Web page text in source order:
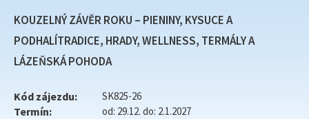
KOUZELNÝ ZÁVĚR ROKU – PIENINY, KYSUCE A
PODHALÍTRADICE, HRADY, WELLNESS, TERMÁLY A
LÁZEŇSKÁ POHODA
Kód zájezdu: SK825-26
Termín: od: 29.12. do: 2.1.2027